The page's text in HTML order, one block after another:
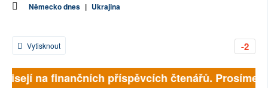
Německo dnes | Ukrajina
-2
Vytisknout
na finančních příspěvcích čtenářů. Prosíme,